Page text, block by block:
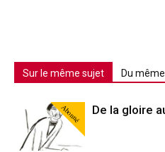
Sur le même sujet Du
Abonné De la gloire